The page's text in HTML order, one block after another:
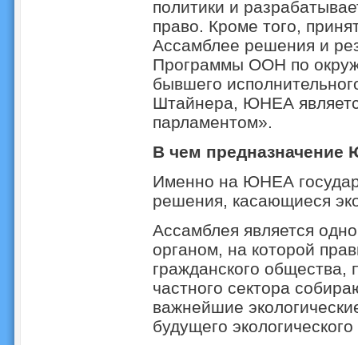
политики и
право. Кроме того,
Ассамблее решения и
Программы ООН по
бывшего
Штайнера, ЮНЕА
парламентом».
В чем предназначение
Именно на ЮНЕА
решения, касающиеся
Ассамблея является
органом, на которой
гражданского общества,
частного сектора
важнейшие
будущего